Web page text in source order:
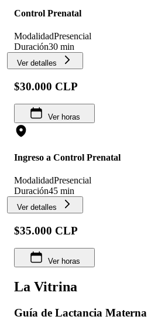
Control Prenatal
ModalidadPresencial
Duración30 min
Ver detalles
$30.000 CLP
Ver horas
Ingreso a Control Prenatal
ModalidadPresencial
Duración45 min
Ver detalles
$35.000 CLP
Ver horas
La Vitrina
Guía de Lactancia Materna